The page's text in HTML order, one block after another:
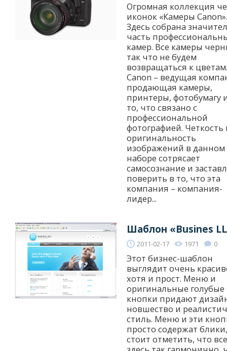
Огромная коллекция
иконок «Камеры Canon».
Здесь собрана
часть
камер. Все камеры
так что не будем
возвращаться к цветам.
Canon – ведущая
продающая камеры,
принтеры, фотобумагу
то, что связано с
профессиональной
фотографией. Четкость
оригинальность
изображений в данном
наборе сотрясает
самосознание и
поверить в то, что эта
компания – компания-
лидер...
Шаблон «Busines
2011-02-17 1971 0
Этот бизнес-шаблон
выглядит очень
хотя и прост. Меню и
оригинальные голубые
кнопки придают
новшество и
стиль. Меню и эти
просто содержат
стоит отметить, что все